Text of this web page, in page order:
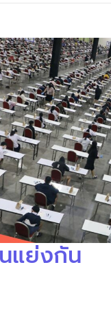
แย่งกัน